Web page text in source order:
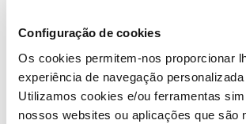
Configuração de cookies
Os cookies permitem-nos proporcionar
experiência de navegação personalizada
Utilizamos cookies e/ou ferramentas
nossos websites ou aplicações que são